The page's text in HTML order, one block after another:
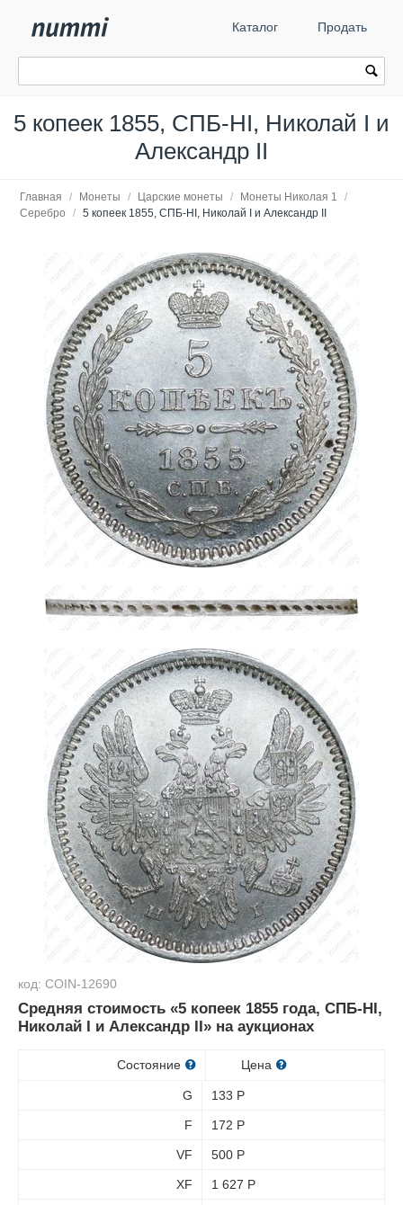
Каталог Продать
5 копеек 1855, СПБ-HI, Николай I и
Александр II
Главная / Монеты / Царские монеты / Монеты Николая 1
/
Серебро
/ 5 копеек 1855, СПБ-HI, Николай I и Александр II
код: COIN-12690
Средняя стоимость «5 копеек 1855 года, СПБ-HI,
Николай I и Александр II» на аукционах
Состояние Цена
G 133 Р
F 172 Р
VF 500 Р
XF 1 627 Р